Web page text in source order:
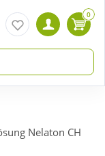
0
Nelaton CH